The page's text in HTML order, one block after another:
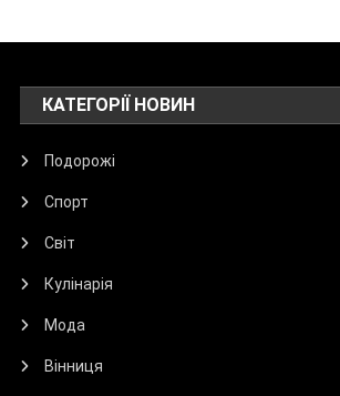
КАТЕГОРІЇ НОВИН
Подорожі
Спорт
Світ
Кулінарія
Мода
Вінниця